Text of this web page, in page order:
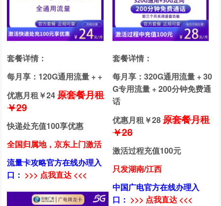
套餐详情：
每月享：120G通用流量 + +
优惠月租￥24原套餐月租
￥29
快递处充值100享优惠
全国归属地，京东上门激活
流量卡攻略官方在线办理入
口： >>> 点我直达 <<<
套餐详情：
每月享：320G通用流量 + 30
G专用流量 + 200分钟免费通
话
优惠月租￥28原套餐月租
￥28
激活过程充值100元
只发湖南/江西
中国广电官方在线办理入
口： >>> 点我直达 <<<